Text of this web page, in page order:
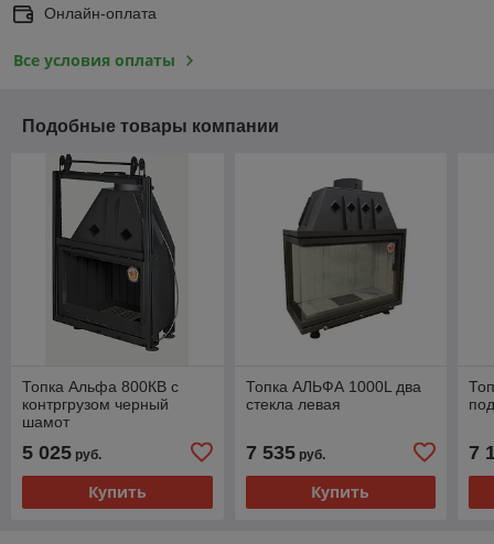
Онлайн-оплата
Все условия оплаты
Подобные товары компании
Топка Альфа 800КB с
контргрузом черный
шамот
5 025 руб.
Купить
Топка АЛЬФА 1000L два
стекла левая
7 535руб.
Купить
7